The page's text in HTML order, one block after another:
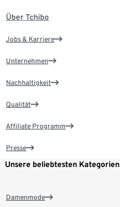
Über Tchibo
Jobs & Karriere
Unternehmen
Nachhaltigkeit
Qualität
Affiliate Programm
Presse
Unsere beliebtesten Kategorien
Damenmode